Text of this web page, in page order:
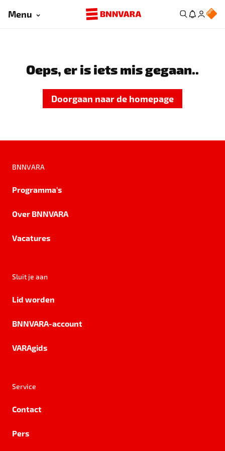
Menu
Oeps, er is iets mis gegaan..
Doorgaan naar de homepage
BNNVARA
Programma's
Over BNNVARA
Vacatures
Sluit je aan
Lid worden
BNNVARA-account
VARAgids
Service
Contact
Pers